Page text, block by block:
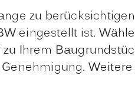
zu
eingestellt ist.
Ihrem